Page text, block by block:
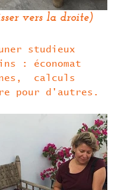
vers la droite)
studieux
: économat
calculs
pour d'autres.